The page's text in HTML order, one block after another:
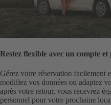
Restez flexible avec un compte
Gérez votre réservation facilement
modifiez vos données ou adaptez
après votre retour, vous recevrez
personnel pour votre prochaine